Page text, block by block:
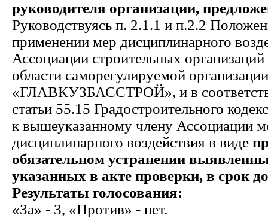
руководителя организации,
Руководствуясь п. 2.1.1 и п.2.2
применении мер дисциплинарного
Ассоциации строительных
области саморегулируемой организации
«ГЛАВКУЗБАССТРОЙ», и в
статьи 55.15 Градостроительного
к вышеуказанному члену Ассоциации
дисциплинарного воздействия в виде
обязательном устранении
указанных в акте проверки, в срок
Результаты голосования:
«За» - 3, «Против» - нет.